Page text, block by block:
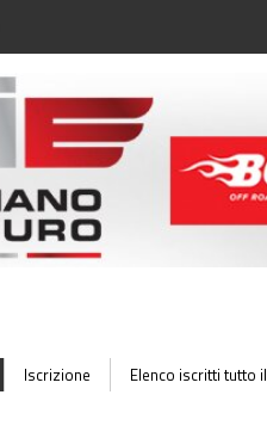
Iscrizione Elenco iscritti tutto